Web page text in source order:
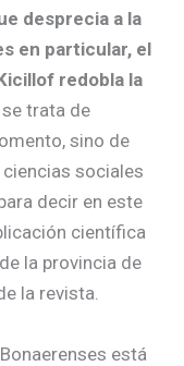
desprecia a la
en particular, el
redobla la
trata de
sino de
sociales
decir en este
científica
la provincia de
la revista.
está